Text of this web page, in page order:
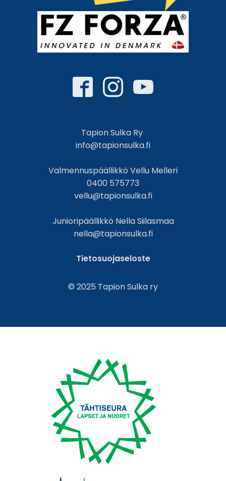
Tapion Sulka Ry
info@tapionsulka.fi
Valmennuspäällikkö Vellu Melleri
0400 575773
vellu@tapionsulka.fi
Junioripäällikkö Nella Siilasmaa
nella@tapionsulka.fi
Tietosuojaseloste
© 2025 Tapion Sulka ry